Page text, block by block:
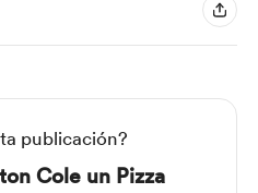
publicación?
Cole un Pizza